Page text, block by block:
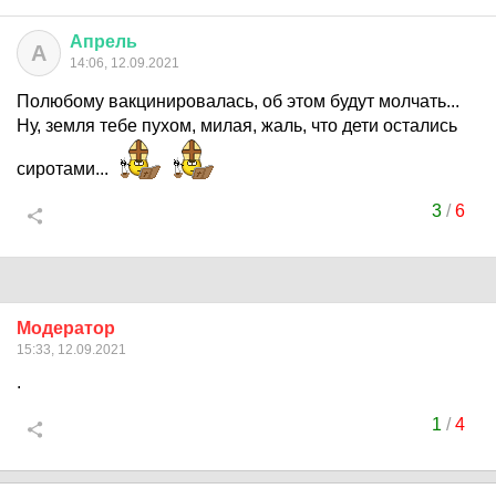
А Апрель
14:06, 12.09.2021
Полюбому вакцинировалась, об этом будут молчать...
Ну, земля тебе пухом, милая, жаль, что дети остались
сиротами...
3/6
Модератор
15:33, 12.09.2021
.
1 /4